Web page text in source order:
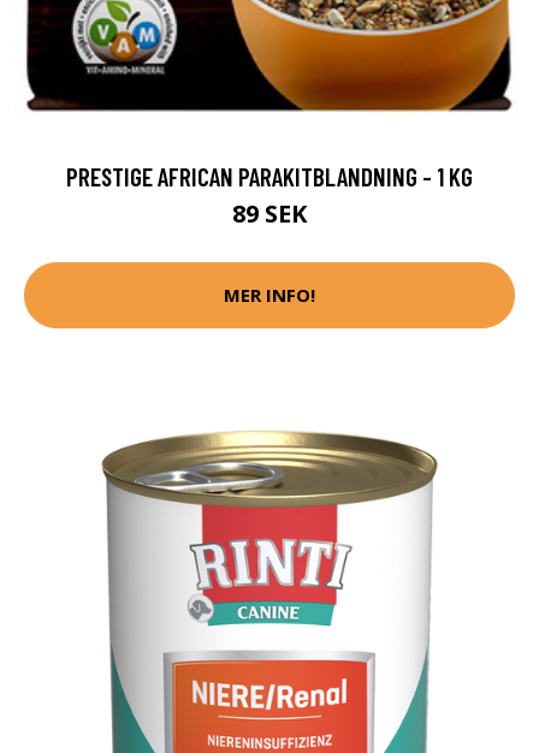
PRESTIGE AFRICAN PARAKITBLANDNING - 1 KG
89 SEK
MER INFO!